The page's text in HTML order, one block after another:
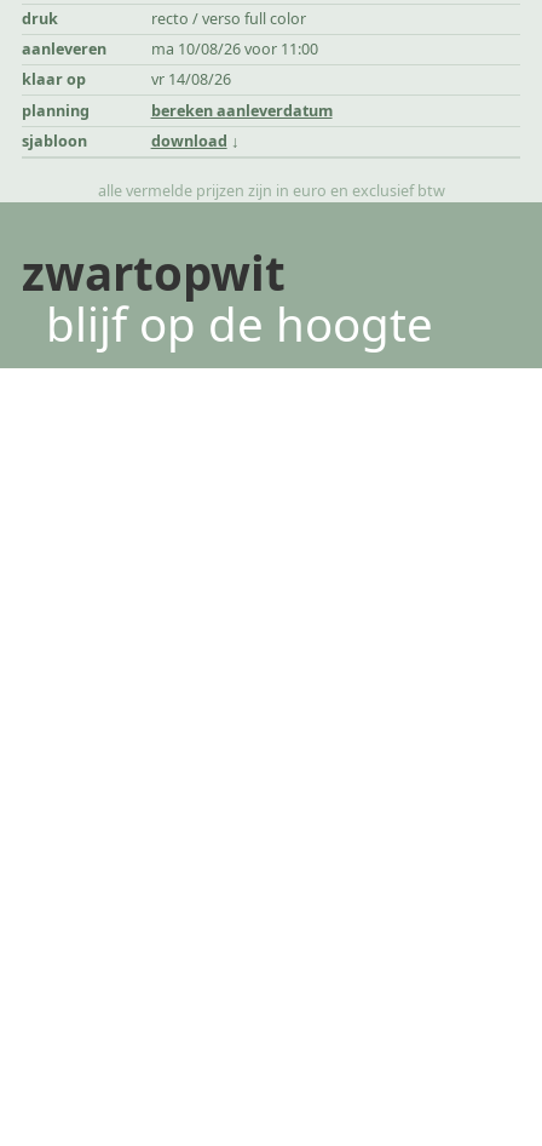
druk
recto / verso full color
aanleveren
ma 10/08/26 voor 11:00
klaar op
vr 14/08/26
planning
bereken aanleverdatum
sjabloon
download
alle vermelde prijzen zijn in euro en exclusief btw
zwartopwit
blijf op de hoogte